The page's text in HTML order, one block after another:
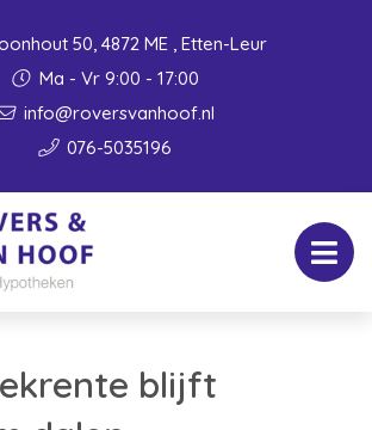
50, 4872 ME , Etten-Leur
Ma - Vr 9:00 - 17:00
info@roversvanhoof.nl
076-5035196
blijft